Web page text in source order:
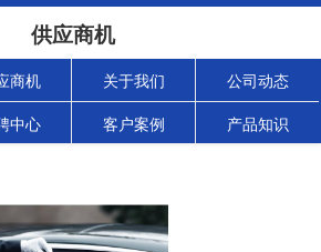
供应商机
商机 关于我们 公司动态
中心 客户案例 产品知识